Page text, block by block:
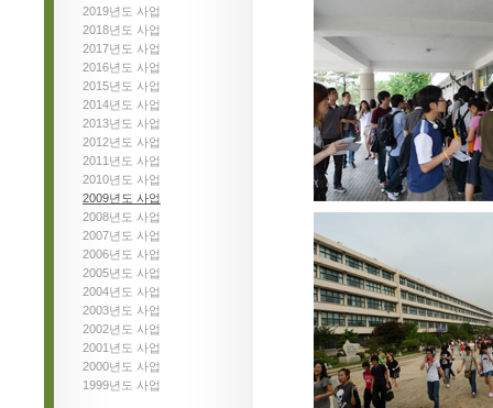
2019년도 사업
2018년도 사업
2017년도 사업
2016년도 사업
2015년도 사업
2014년도 사업
2013년도 사업
2012년도 사업
2011년도 사업
2010년도 사업
2009년도 사업
2008년도 사업
2007년도 사업
2006년도 사업
2005년도 사업
2004년도 사업
2003년도 사업
2002년도 사업
2001년도 사업
2000년도 사업
1999년도 사업